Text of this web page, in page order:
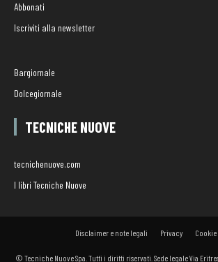
Abbonati
Iscriviti alla newsletter
Bargiornale
Dolcegiornale
TECNICHE NUOVE
tecnichenuove.com
I libri Tecniche Nuove
Disclaimer e note legali Privacy
© Tecniche Nuove Spa. Tutti i diritti riservati. Sede legale Via